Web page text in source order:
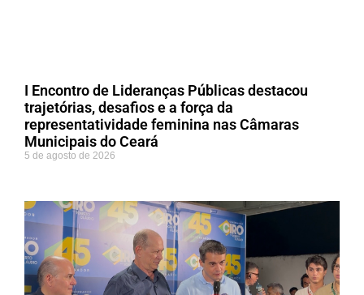
I Encontro de Lideranças Públicas destacou
trajetórias, desafios e a força da
representatividade feminina nas Câmaras
Municipais do Ceará
5 de agosto de 2026